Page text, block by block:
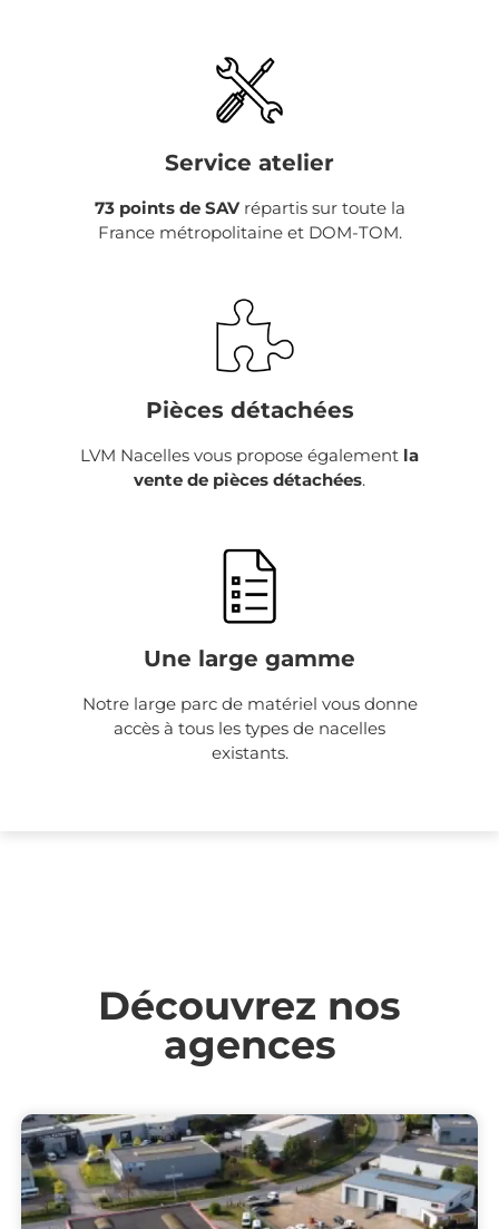
Service atelier
73 points de SAVrépartis sur toute la
France métropolitaine et DOM-TOM.
Pièces détachées
LVM Nacelles vous propose également la
vente de pièces détachées.
Une large gamme
Notre large parc de matériel vous donne
accès à tous les types de nacelles
existants.
Découvrez nos
agences